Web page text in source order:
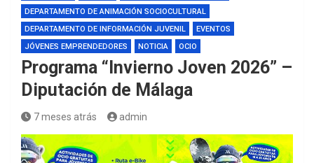
DEPARTAMENTO DE ANIMACIÓN SOCIOCULTURAL
DEPARTAMENTO DE INFORMACIÓN JUVENIL
EVENTOS
JÓVENES EMPRENDEDORES
NOTICIA OCIO
Programa “Invierno Joven 2026” –
Diputación de Málaga
7 meses atrás admin